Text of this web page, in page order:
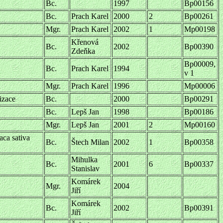
Bc. 1997
Bp00156
Bc.
Prach Karel 2000 2
Bp00261
Mgr.
Prach Karel 2002 1 Mp00198
Bc.
Křenová
Zdeňka
2002 Bp00390
Bc. Prach Karel 1994
Bp00009,
v 1
Mgr.
Prach Karel 1996
Mp00006
Bc. 2000
Bp00291
Bc.
Lepš Jan 1998
Bp00186
Mgr.
Lepš Jan 2001 2
Mp00160
sativa
Bc. Štech Milan 2002 1 Bp00358
Bc.
Mihulka
Stanislav
2001 6 Bp00337
Mgr.
Komárek
Jiří
2004
Bc.
Komárek
Jiří
2002 Bp00391